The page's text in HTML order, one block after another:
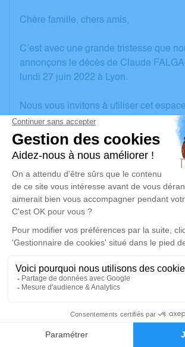
Faire-part
Chère famille, chers amis,
C’est avec une grande tristesse que
annonçons le décès de Claude
lundi 27 juin 2022 à Lyon.
Nous vous invitons à utiliser cet
vos condoléances, partager des photos
une anecdote ou exprimer vos
poèmes ou des textes. Cet endroit est
d'expression dédié à honorer la
FALGAS.
Un service de plantation d’arbre
disponible ici.
Je
Cérémonie religieuse
Église de Tramayes
71520 Tramayes